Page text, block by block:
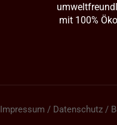
mit 100%
Impressum / Datenschutz /